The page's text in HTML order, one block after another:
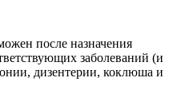
после назначения
заболеваний (и
дизентерии, коклюша и